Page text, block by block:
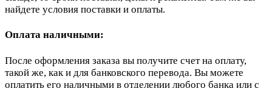
найдете условия поставки и оплаты.
Оплата наличными:
После оформления заказа вы получите счет на оплату,
такой же, как и для банковского перевода. Вы можете
оплатить его наличными в отделении любого банка или с